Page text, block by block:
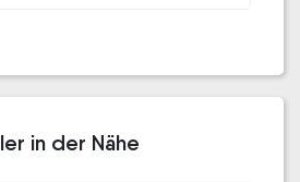
in der Nähe